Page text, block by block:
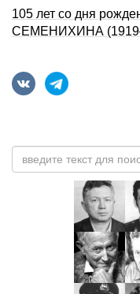
105 лет со дня
СЕМЕНИХИHА